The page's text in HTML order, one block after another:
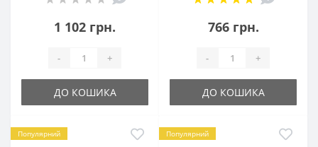
1 102 грн.
- +
ДО КОШИКА
766 грн.
- +
ДО КОШИКА
Популярний Популярний